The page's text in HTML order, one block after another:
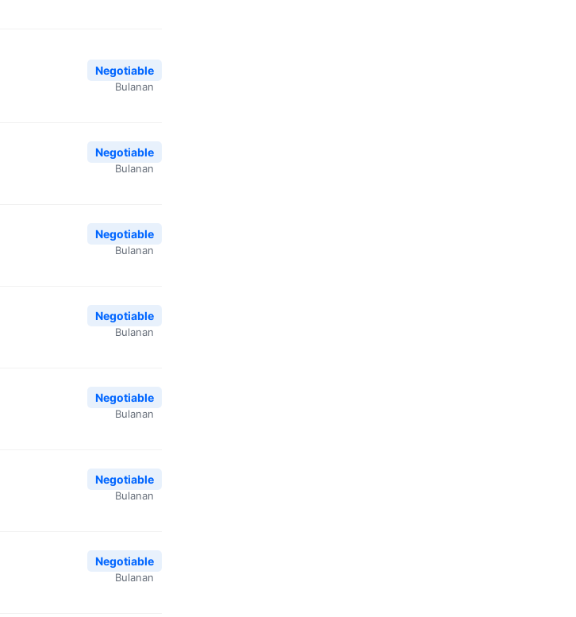
Negotiable
Bulanan
Negotiable
Bulanan
Negotiable
Bulanan
Negotiable
Bulanan
Negotiable
Bulanan
Negotiable
Bulanan
Negotiable
Bulanan